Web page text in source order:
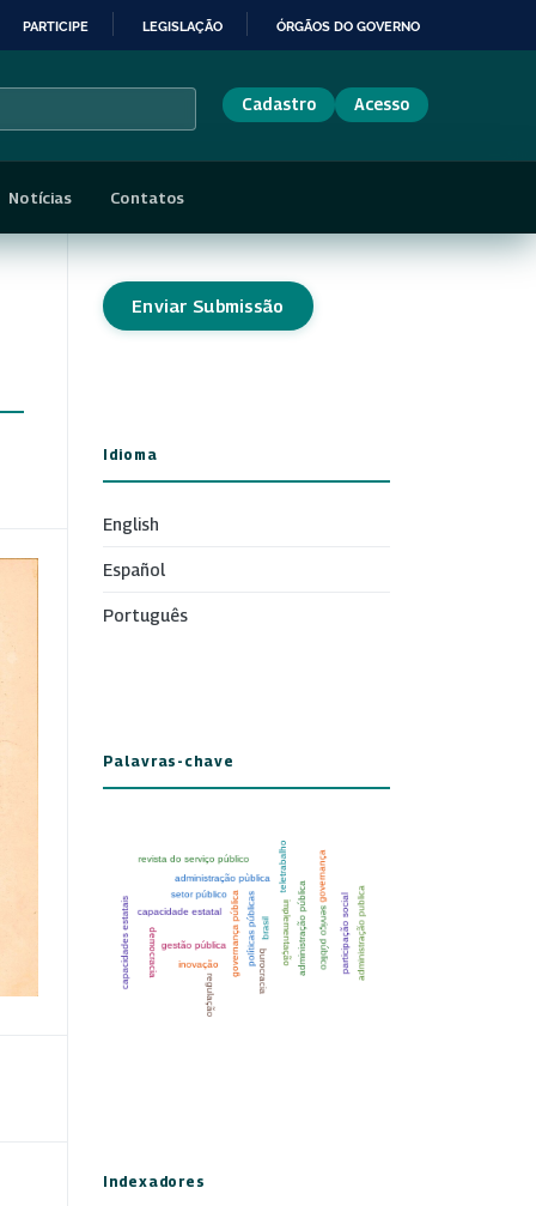
PARTICIPE LEGISLAÇÃO ÓRGÃOS DO GOVERNO
Cadastro Acesso
Notícias Contatos
Enviar Submissão
Idioma
English
Español
Português
Palavras-chave
Indexadores